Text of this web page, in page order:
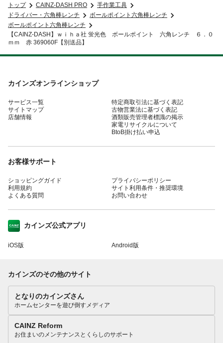
トップ CAINZ-DASH PRO
手作業工具
ドライバー・六角棒レンチ
ボールポイント六角棒レンチ
ボールポイント六角棒レンチ
【CAINZ-DASH】ｗｉｈａ社 蛍光色 ボールポイント 六角レンチ ６．０
ｍｍ 赤 369060F【別送品】
カインズオンラインショップ
サービス一覧
サイトマップ
店舗情報
特定商取引法に基づく表記
古物営業法に基づく表記
酒類販売管理者標識の掲示
家電リサイクルについて
BtoB掛け払い申込
お客様サポート
ショッピングガイド
利用規約
よくある質問
プライバシーポリシー
サイト利用条件・推奨環境
お問い合わせ
カインズ公式アプリ
iOS版 Android版
カインズのその他のサイト
となりのカインズさん
ホームセンターを遊び倒すメディア
CAINZ Reform
お住まいのメンテナンスとくらしのサポート